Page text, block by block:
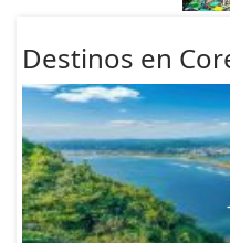
Destinos en